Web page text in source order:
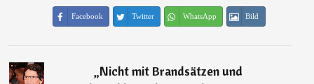
Facebook Twitter WhatsApp Bild
„Nicht mit Brandsätzen und